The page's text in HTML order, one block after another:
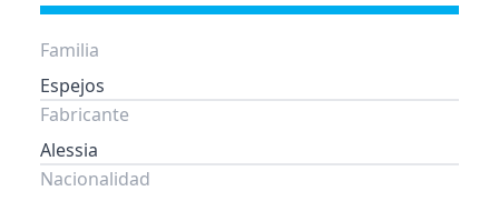
Familia
Espejos
Fabricante
Alessia
Nacionalidad